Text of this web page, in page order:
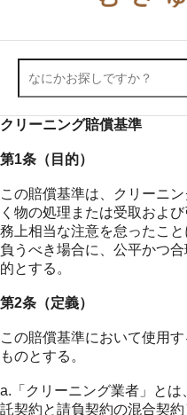
クリーニング賠償基準
第1条（目的）
この賠償基準は、クリーニ
く物の処理または受取およ
務上相当な注意を怠ったこ
負うべき場合に、公平かつ
的とする。
第2条（定義）
この賠償基準において使用
ものとする。
a.「クリーニング業者」と
託契約と請負契約の混合契約